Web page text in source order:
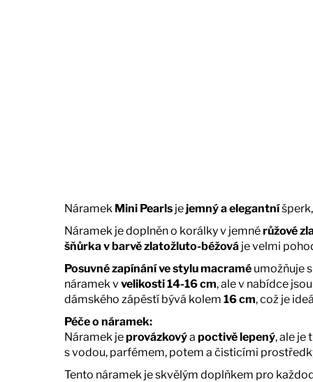
Náramek Mini Pearls jejemný a elegantní
Náramek je doplněn o korálky v jemnérůžové
šňůrka v barvě zlatožluto-béžová je velmi
Posuvné zapínání ve stylu macramé umožňuje
náramek vvelikosti 14-16 cm, ale v nabídce
dámského zápěstí bývá kolem 16 cm, což je
Péče o náramek:
Náramek jeprovázkovýa poctivě lepený, ale je
s vodou, parfémem, potem a čisticími
Tento náramek je skvělým doplňkem pro